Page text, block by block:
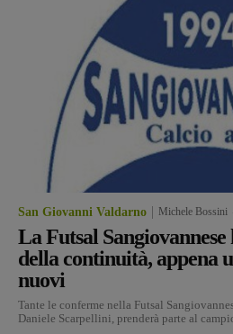
San Giovanni Valdarno Michele Bossini
La Futsal
della continuità, appena
nuovi
Tante le conferme nella Futsal
Daniele Scarpellini, prenderà parte al